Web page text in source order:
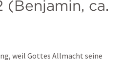
(Benjamin, ca.
weil Gottes Allmacht seine